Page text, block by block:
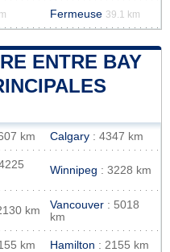
Fermeuse 39.1 km
ENTRE BAY
km Calgary : 4347 km
Winnipeg : 3228 km
km Vancouver : 5018
km
km Hamilton : 2155 km